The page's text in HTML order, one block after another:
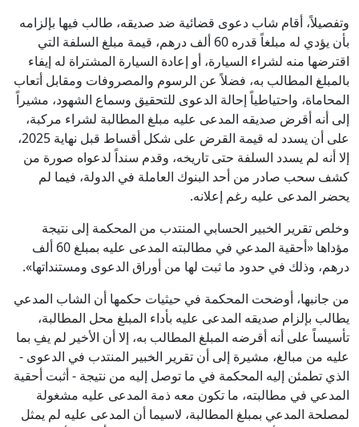
وتفصيلاً، أقام شاب دعوى قضائية ضد صديقه، طالب فيها بإلزامه
بأن يؤدي له مبلغاً قدره 60 ألف درهم، قيمة مبلغ السلفة التي
اقترضها منه لشراء السيارة، أو إعادة السيارة المشتراة له إيفاء
بالمبلغ المطالب به، فضلاً عن الرسوم والمصروفات ومقابل أتعاب
المحاماة، واحتياطياً إحالة الدعوى للتحقيق وسماع الشهود، مشيراً
إلى أنه أقرض صديقه المدعى عليه مبلغ المطالبة لشراء مركبة،
على أن يسدد له قيمة القرض على شكل أقساط قبل نهاية 2025،
إلا أنه لم يسدد السلفة حتى تاريخه، وقدم سنداً لدعواه صورة من
كشف سحب صادر من أحد البنوك العاملة في الدولة، فيما لم
يحضر المدعى عليه رغم إعلانه.
وخلص تقرير الخبير الحسابي المنتدب من المحكمة إلى نتيجة
مؤداها «أحقية المدعي في مطالبته المدعى عليه بمبلغ 60 ألف
درهم، وذلك في حدود ما ثبت لها من أوراق الدعوى ومستنداتها».
من جانبها، أوضحت المحكمة في حيثيات حكمها أن الشاب المدعي
يطالب بإلزام صديقه المدعى عليه بأداء المبلغ محل المطالبة،
تأسيساً على أنه أقرضه المبلغ المطالب به، إلا أن الأخير لم يفِ بما
عليه من مبالغ، مشيرة إلى أن تقرير الخبير المنتدب في الدعوى -
الذي تطمئن إليه المحكمة في ما توصل إليه من نتيجة - أثبت أحقية
المدعي في مطالبته، ما تكون معه ذمة المدعى عليه مشغولة
لمصلحة المدعي بمبلغ المطالبة، لاسيما أن المدعى عليه لم يمثل